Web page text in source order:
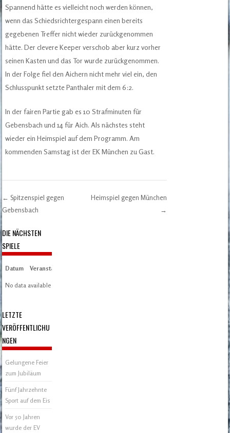
Spannend hätte es vielleicht noch werden können,
wenn das Schiedsrichtergespann einen bereits
gegebenen Treffer nicht wieder zurückgenommen
hätte. Der clevere Keeper verschob aber kurz vorher
seinen Kasten und das Tor wurde zurückgenommen.
In der Folge fiel den Aichern nicht mehr viel ein, den
Schlusspunkt setzte Panthaler mit dem 6:2.
In der fairen Partie gab es 10 Strafminuten für
Gebensbach und 14 für Aich. Als nächstes steht
wieder ein Heimspiel auf dem Programm. Am
kommenden Samstag ist der EK München zu Gast.
Post navigation
← Spitzenspiel gegen
Gebensbach
Heimspiel gegen München
→
DIE NÄCHSTEN
SPIELE
Datum Veranstaltung
No data available in table
LETZTE
VERÖFFENTLICHU
NGEN
Gelungene Feier
zum Jubiläum
Fünf Jahrzehnte
Sport auf dem Eis
Vor 50 Jahren
wurde der EV